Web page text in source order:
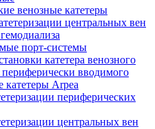
венозные катетеры
центральных вен
порт‑системы
катетера венозного
периферически вводимого
катетеры Arpea
периферических
центральных вен